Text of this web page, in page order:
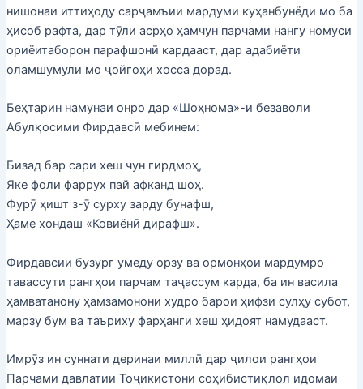
нишонаи иттиҳоду сарҷамъии мардуми куҳанбунёди мо ба
ҳисоб рафта, дар тӯли асрҳо ҳамчун парчами нангу номуси
ориёитаборон парафшонӣ кардааст, дар адабиёти
оламшумули мо ҷойгоҳи хосса дорад.
Беҳтарин намунаи онро дар «Шоҳнома»-и безаволи
Абулқосими Фирдавсӣ мебинем:
Бизад бар сари хеш чун гирдмоҳ,
Яке фоли фаррух пай афканд шоҳ.
Фурӯ ҳишт з-ӯ сурху зарду бунафш,
Ҳаме хондаш «Ковиёнӣ дирафш».
Фирдавсии бузург умеду орзу ва ормонҳои мардумро
тавассути рангҳои парчам таҷассум карда, ба ин васила
ҳамватанону ҳамзамонони худро барои ҳифзи сулҳу субот,
марзу бум ва таъриху фарҳанги хеш ҳидоят намудааст.
Имрӯз ин суннати деринаи миллӣ дар ҷилои рангҳои
Парчами давлатии Тоҷикистони соҳибистиқлол идомаи